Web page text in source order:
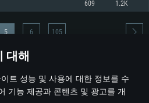
대해
트 성능 및 사용에 대한 정보를 수
기능 제공과 콘텐츠 및 광고를 개
이언트)
이언트)
신 그래픽 드라이버를 지원하는 NVIDIA
성능을 가지며 최신 그래픽 드라이버를
; 최소사양 지원 해상도 720p) 이상
이언트)
609 1.2K
5 6 105